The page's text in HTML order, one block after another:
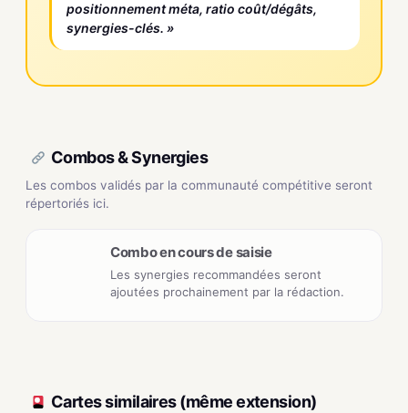
positionnement méta, ratio coût/dégâts,
synergies-clés. »
Combos & Synergies
Les combos validés par la communauté compétitive seront
répertoriés ici.
Combo en cours de saisie
Les synergies recommandées seront
ajoutées prochainement par la rédaction.
Cartes similaires (même extension)